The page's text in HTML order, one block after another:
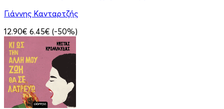
Γιάννης Κανταρτζής
12.90€ 6.45€ (-50%)